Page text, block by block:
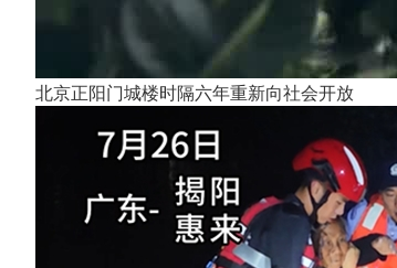
北京正阳门城楼时隔六年重新向社会开放